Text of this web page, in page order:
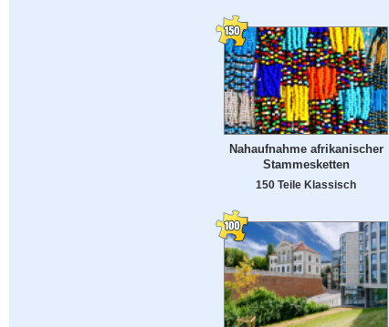
Nahaufnahme afrikanischer
Stammesketten
150 Teile Klassisch